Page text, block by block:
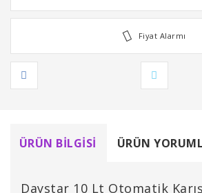
Fiyat Alarmı
ÜRÜN BILGISI ÜRÜN
Daystar 10 Lt Otomatik